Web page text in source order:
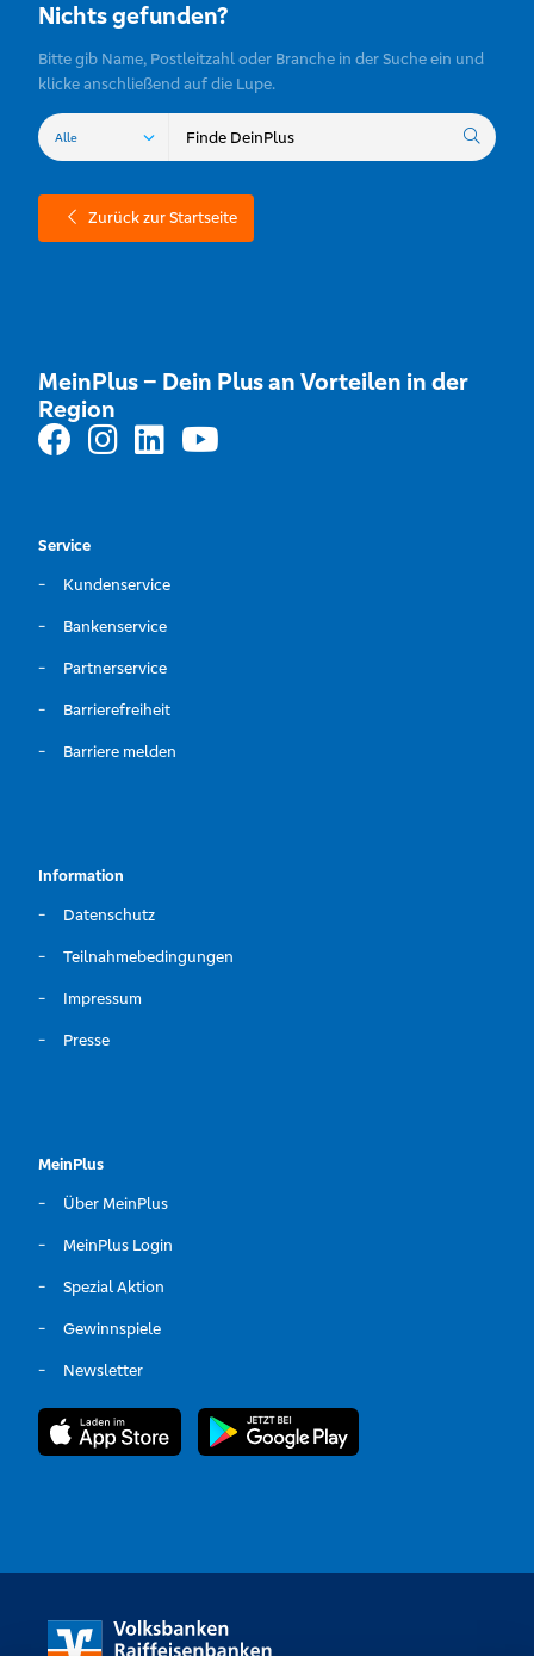
Nichts gefunden?
Bitte gib Name, Postleitzahl oder Branche in der Suche ein und
klicke anschließend auf die Lupe.
Zurück zur Startseite
MeinPlus – Dein Plus an Vorteilen in der
Region
Service
Kundenservice
Bankenservice
Partnerservice
Barrierefreiheit
Barriere melden
Information
Datenschutz
Teilnahmebedingungen
Impressum
Presse
MeinPlus
Über MeinPlus
MeinPlus Login
Spezial Aktion
Gewinnspiele
Newsletter